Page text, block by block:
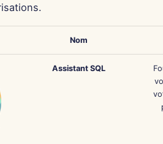
Nom
Assistant SQL